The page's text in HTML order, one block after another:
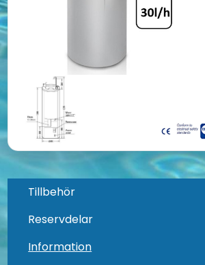
Tillbehör
Reservdelar
Information